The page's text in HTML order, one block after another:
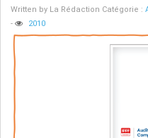
Written by La Rédaction Catégorie :
-
2010